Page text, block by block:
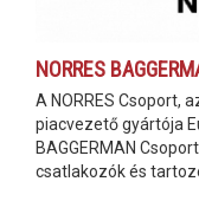
NORRES
A NORRES Csoport,
piacvezető gyártója
BAGGERMAN
csatlakozók és